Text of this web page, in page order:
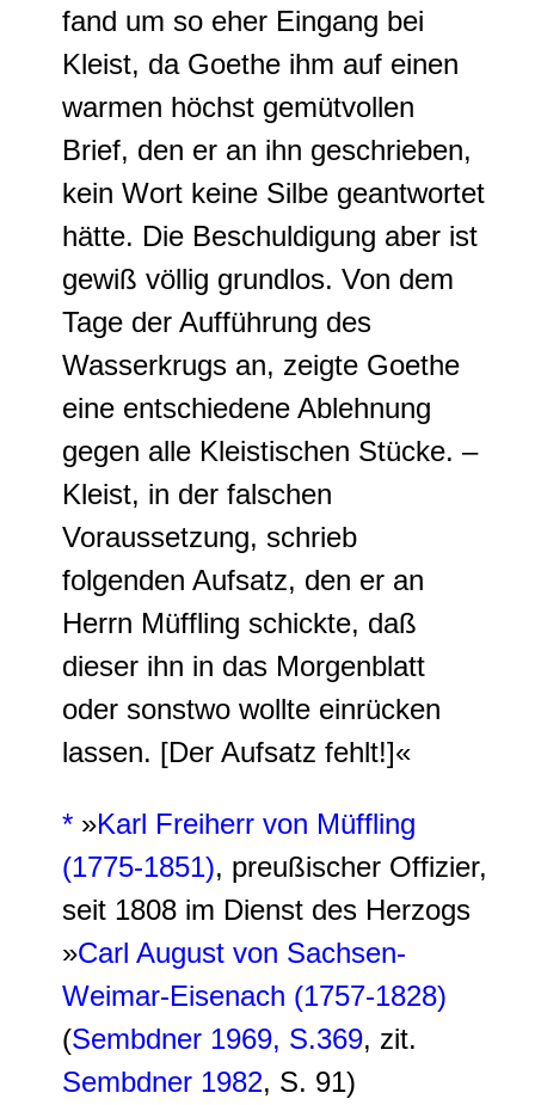
fand um so eher Eingang bei
Kleist, da Goethe ihm auf einen
warmen höchst gemütvollen
Brief, den er an ihn geschrieben,
kein Wort keine Silbe geantwortet
hätte. Die Beschuldigung aber ist
gewiß völlig grundlos. Von dem
Tage der Aufführung des
Wasserkrugs an, zeigte Goethe
eine entschiedene Ablehnung
gegen alle Kleistischen Stücke. –
Kleist, in der falschen
Voraussetzung, schrieb
folgenden Aufsatz, den er an
Herrn Müffling schickte, daß
dieser ihn in das Morgenblatt
oder sonstwo wollte einrücken
lassen. [Der Aufsatz fehlt!]«
* »Karl Freiherr von Müffling
(1775-1851), preußischer Offizier,
seit 1808 im Dienst des Herzogs
»Carl August von Sachsen-
Weimar-Eisenach (1757-1828)
(Sembdner 1969, S.369, zit.
Sembdner 1982, S. 91)